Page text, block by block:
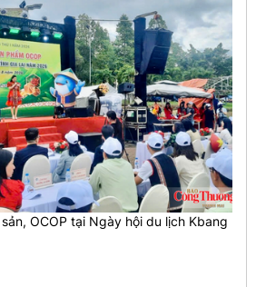
OCOP tại Ngày hội du lịch Kbang